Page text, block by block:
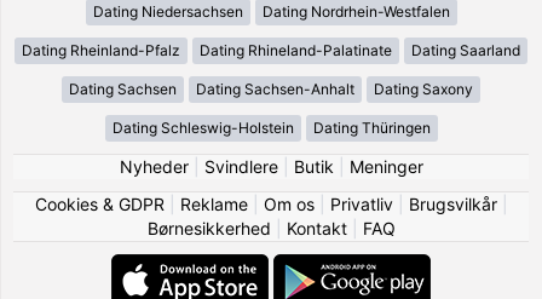
Dating Niedersachsen Dating Nordrhein-Westfalen
Dating Rheinland-Pfalz Dating Rhineland-Palatinate Dating Saarland
Dating Sachsen Dating Sachsen-Anhalt Dating Saxony
Dating Schleswig-Holstein Dating Thüringen
Nyheder| Svindlere| Butik
Meninger
Cookies & GDPR
Reklame| Om os| Privatliv| Brugsvilkår|
Børnesikkerhed
Kontakt| FAQ